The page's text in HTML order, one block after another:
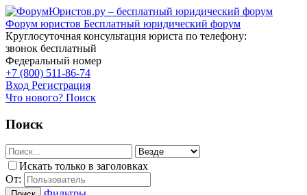
Форум юристов Бесплатный юридический форум
Круглосуточная консультация юриста по телефону:
звонок бесплатный
Федеральный номер
+7 (800) 511-86-74
Вход Регистрация
Что нового? Поиск
Поиск
Искать только в заголовках
От: